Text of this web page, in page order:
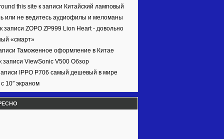
this site к записи Китайский ламповый
или не ведитесь аудиофилы и меломаны
записи ZOPO ZP999 Lion Heart - довольно
«смарт»
Таможенное оформление в Китае
записи ViewSonic V500 Обзор
IPPO P706 самый дешевый в мире
10″ экраном